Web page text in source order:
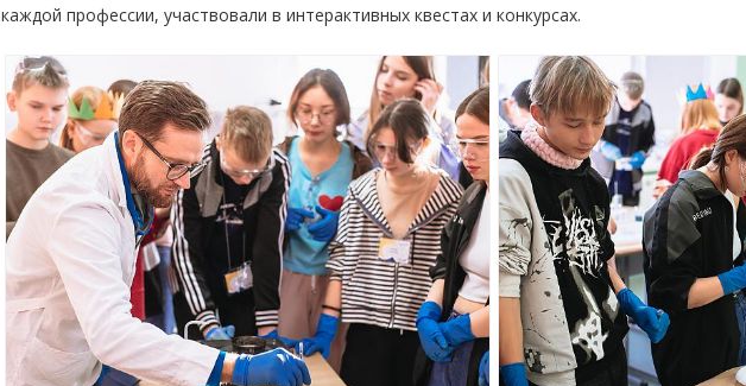
каждой профессии, участвовали в интерактивных квестах и конкурсах.